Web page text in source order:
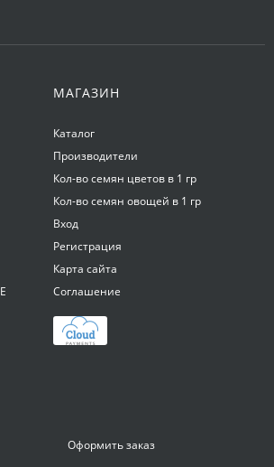
МАГАЗИН
Каталог
Производители
Кол-во семян цветов в 1 гр
Кол-во семян овощей в 1 гр
Вход
Регистрация
Карта сайта
Соглашение
Оформить заказ